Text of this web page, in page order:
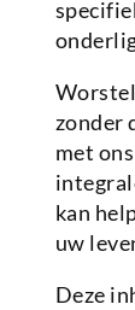
zonder
met
kan
uw
Deze